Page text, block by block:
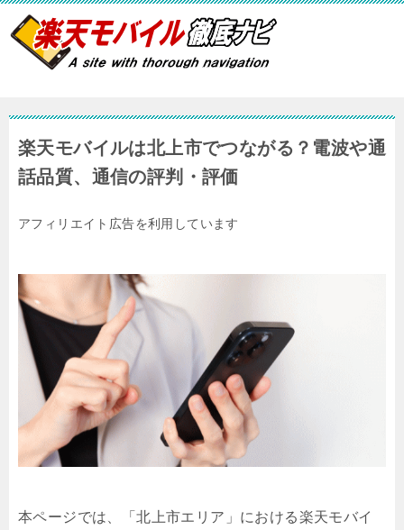
楽天モバイルは北上市でつながる？電波や通
話品質、通信の評判・評価
アフィリエイト広告を利用しています
本ページでは、「北上市エリア」における楽天モバイ